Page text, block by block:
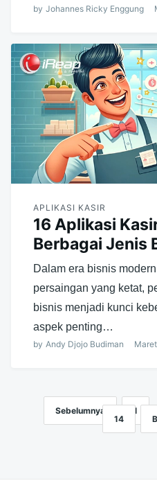
by Johannes Ricky Enggung
APLIKASI KASIR
16 Aplikasi
Berbagai Jenis
Dalam era bisnis
persaingan yang ketat,
bisnis menjadi kunci
aspek penting…
by Andy Djojo Budiman
Navigasi
pos
Sebelumnya 1
14